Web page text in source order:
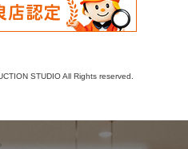
STUDIO All Rights reserved.